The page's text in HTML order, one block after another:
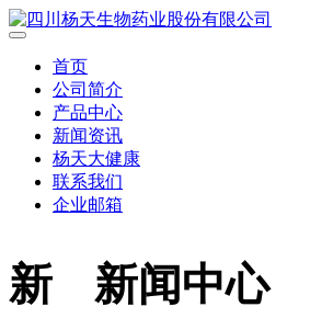
首页
公司简介
产品中心
新闻资讯
杨天大健康
联系我们
企业邮箱
新
新闻中心